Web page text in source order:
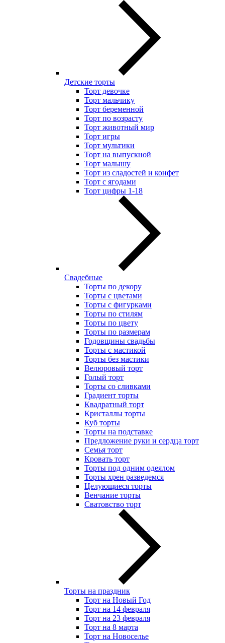
Детские торты
Торт девочке
Торт мальчику
Торт беременной
Торт по возрасту
Торт животный мир
Торт игры
Торт мультики
Торт на выпускной
Торт малышу
Торт из сладостей и конфет
Торт с ягодами
Торт цифры 1-18
Свадебные
Торты по декору
Торты с цветами
Торты с фигурками
Торты по стилям
Торты по цвету
Торты по размерам
Годовщины свадьбы
Торты с мастикой
Торты без мастики
Велюровый торт
Голый торт
Торты со сливками
Градиент торты
Квадратный торт
Кристаллы торты
Куб торты
Торты на подставке
Предложение руки и сердца торт
Семья торт
Кровать торт
Торты под одним одеялом
Торты хрен разведемся
Целующиеся торты
Венчание торты
Сватовство торт
Торты на праздник
Торт на Новый Год
Торт на 14 февраля
Торт на 23 февраля
Торт на 8 марта
Торт на Новоселье